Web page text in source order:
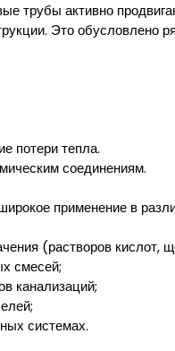
трубы активно
Это обусловлено
потери тепла.
соединениям.
применение в
(растворов кислот,
смесей;
канализаций;
системах.